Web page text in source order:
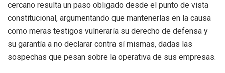
cercano resulta un paso obligado desde el punto de vista
constitucional, argumentando que mantenerlas en la causa
como meras testigos vulneraría su derecho de defensa y
su garantía a no declarar contra sí mismas, dadas las
sospechas que pesan sobre la operativa de sus empresas.